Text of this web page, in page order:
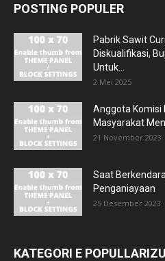
POSTING POPULER
Pabrik Sawit
Diskualifikasi,
Untuk...
2 Mei 2025
Anggota Komisi
Masyarakat
21 November 2023
Saat
Penganiayaan
25 Desember 2023
KATEGORI E